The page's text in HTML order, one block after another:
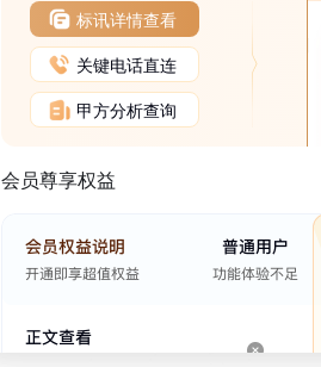
标讯详情查看
关键电话直连
甲方分析查询
会员尊享权益